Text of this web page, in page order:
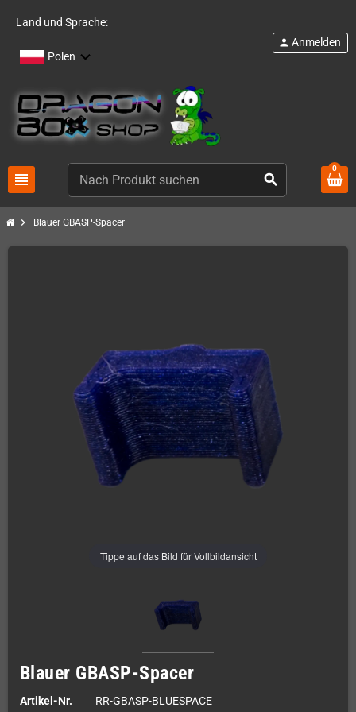
Land und Sprache:
Polen
view_headline search
person Anmelden
0
chevron_right Blauer GBASP-Spacer
Tippe auf das Bild für Vollbildansicht
Blauer GBASP-Spacer
Artikel-Nr. RR-GBASP-BLUESPACE